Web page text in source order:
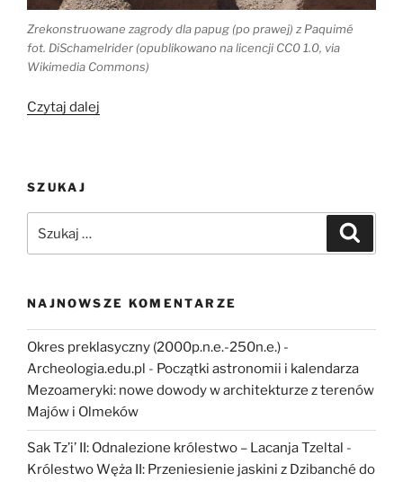
Zrekonstruowane zagrody dla papug (po prawej) z Paquimé
fot. DiSchamelrider (opublikowano na licencji CC0 1.0, via
Wikimedia Commons)
Czytaj dalej
na
SZUKAJ
NAJNOWSZE KOMENTARZE
Okres preklasyczny (2000p.n.e.-250n.e.) -
Archeologia.edu.pl - Początki astronomii i kalendarza
Mezoameryki: nowe dowody w architekturze z terenów
Majów i Olmeków
Sak Tz’i’ II: Odnalezione królestwo – Lacanja Tzeltal -
Królestwo Węża II: Przeniesienie jaskini z Dzibanché do